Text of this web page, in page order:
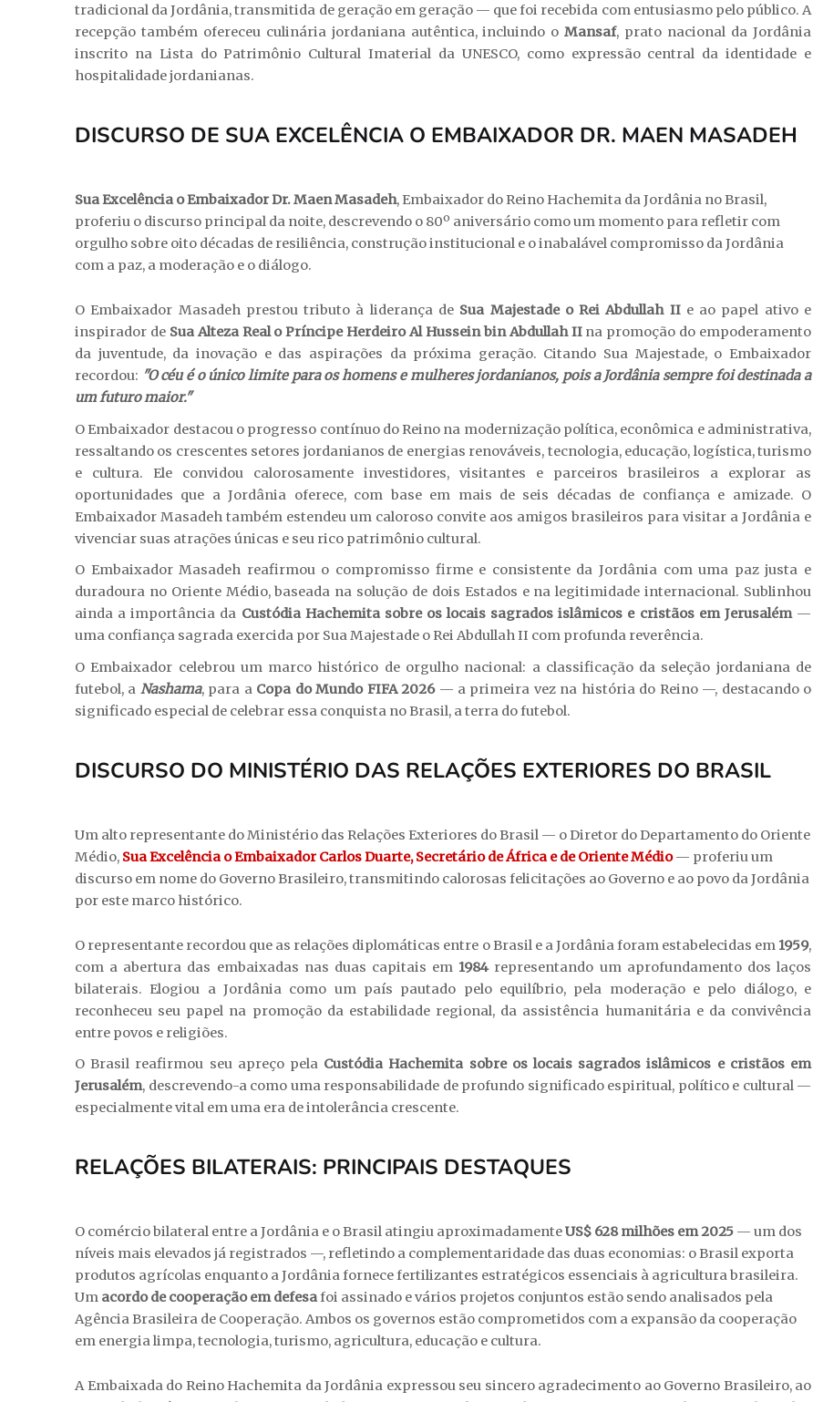
tradicional da Jordânia, transmitida de geração em geração — que foi recebida com entusiasmo pelo público. A
recepção também ofereceu culinária jordaniana autêntica, incluindo oMansaf, prato nacional da Jordânia
inscrito na Lista do Patrimônio Cultural Imaterial da UNESCO, como expressão central da identidade e
hospitalidade jordanianas.
DISCURSO DE SUA EXCELÊNCIA O EMBAIXADOR DR. MAEN MASADEH
Sua Excelência o Embaixador Dr. Maen Masadeh, Embaixador do Reino Hachemita da Jordânia no Brasil,
proferiu o discurso principal da noite, descrevendo o 80º aniversário como um momento para refletir com
orgulho sobre oito décadas de resiliência, construção institucional e o inabalável compromisso da Jordânia
com a paz, a moderação e o diálogo.
O Embaixador Masadeh prestou tributo à liderança de Sua Majestade o Rei Abdullah IIe ao papel ativo e
inspirador de Sua Alteza Real o Príncipe Herdeiro Al Hussein bin Abdullah IIna promoção do empoderamento
da juventude, da inovação e das aspirações da próxima geração. Citando Sua Majestade, o Embaixador
recordou: "O céu é o único limite para os homens e mulheres jordanianos, pois a Jordânia sempre foi destinada a
um futuro maior."
O Embaixador destacou o progresso contínuo do Reino na modernização política, econômica e administrativa,
ressaltando os crescentes setores jordanianos de energias renováveis, tecnologia, educação, logística, turismo
e cultura. Ele convidou calorosamente investidores, visitantes e parceiros brasileiros a explorar as
oportunidades que a Jordânia oferece, com base em mais de seis décadas de confiança e amizade. O
Embaixador Masadeh também estendeu um caloroso convite aos amigos brasileiros para visitar a Jordânia e
vivenciar suas atrações únicas e seu rico patrimônio cultural.
O Embaixador Masadeh reafirmou o compromisso firme e consistente da Jordânia com uma paz justa e
duradoura no Oriente Médio, baseada na solução de dois Estados e na legitimidade internacional. Sublinhou
ainda a importância da Custódia Hachemita sobre os locais sagrados islâmicos e cristãos em Jerusalém—
uma confiança sagrada exercida por Sua Majestade o Rei Abdullah II com profunda reverência.
O Embaixador celebrou um marco histórico de orgulho nacional: a classificação da seleção jordaniana de
futebol, a Nashama, para a Copa do Mundo FIFA 2026— a primeira vez na história do Reino —, destacando o
significado especial de celebrar essa conquista no Brasil, a terra do futebol.
DISCURSO DO MINISTÉRIO DAS RELAÇÕES EXTERIORES DO BRASIL
Um alto representante do Ministério das Relações Exteriores do Brasil — o Diretor do Departamento do Oriente
Médio, Sua Excelência o Embaixador Carlos Duarte, Secretário de África e de Oriente Médio— proferiu um
discurso em nome do Governo Brasileiro, transmitindo calorosas felicitações ao Governo e ao povo da Jordânia
por este marco histórico.
O representante recordou que as relações diplomáticas entre o Brasil e a Jordânia foram estabelecidas em 1959,
com a abertura das embaixadas nas duas capitais em1984representando um aprofundamento dos laços
bilaterais. Elogiou a Jordânia como um país pautado pelo equilíbrio, pela moderação e pelo diálogo, e
reconheceu seu papel na promoção da estabilidade regional, da assistência humanitária e da convivência
entre povos e religiões.
O Brasil reafirmou seu apreço pela Custódia Hachemita sobre os locais sagrados islâmicos e cristãos em
Jerusalém, descrevendo-a como uma responsabilidade de profundo significado espiritual, político e cultural —
especialmente vital em uma era de intolerância crescente.
RELAÇÕES BILATERAIS: PRINCIPAIS DESTAQUES
O comércio bilateral entre a Jordânia e o Brasil atingiu aproximadamenteUS$ 628 milhões em 2025 — um dos
níveis mais elevados já registrados —, refletindo a complementaridade das duas economias: o Brasil exporta
produtos agrícolas enquanto a Jordânia fornece fertilizantes estratégicos essenciais à agricultura brasileira.
Um acordo de cooperação em defesafoi assinado e vários projetos conjuntos estão sendo analisados pela
Agência Brasileira de Cooperação. Ambos os governos estão comprometidos com a expansão da cooperação
em energia limpa, tecnologia, turismo, agricultura, educação e cultura.
A Embaixada do Reino Hachemita da Jordânia expressou seu sincero agradecimento ao Governo Brasileiro, ao